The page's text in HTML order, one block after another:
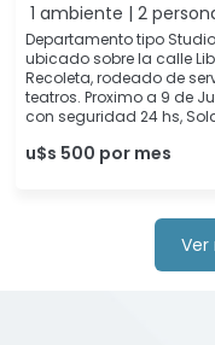
1 ambiente | 2
Departamento tipo
ubicado sobre la calle
Recoleta, rodeado de
teatros. Proximo a 9 de
con seguridad 24 hs,
u$s 500 por mes
Ver